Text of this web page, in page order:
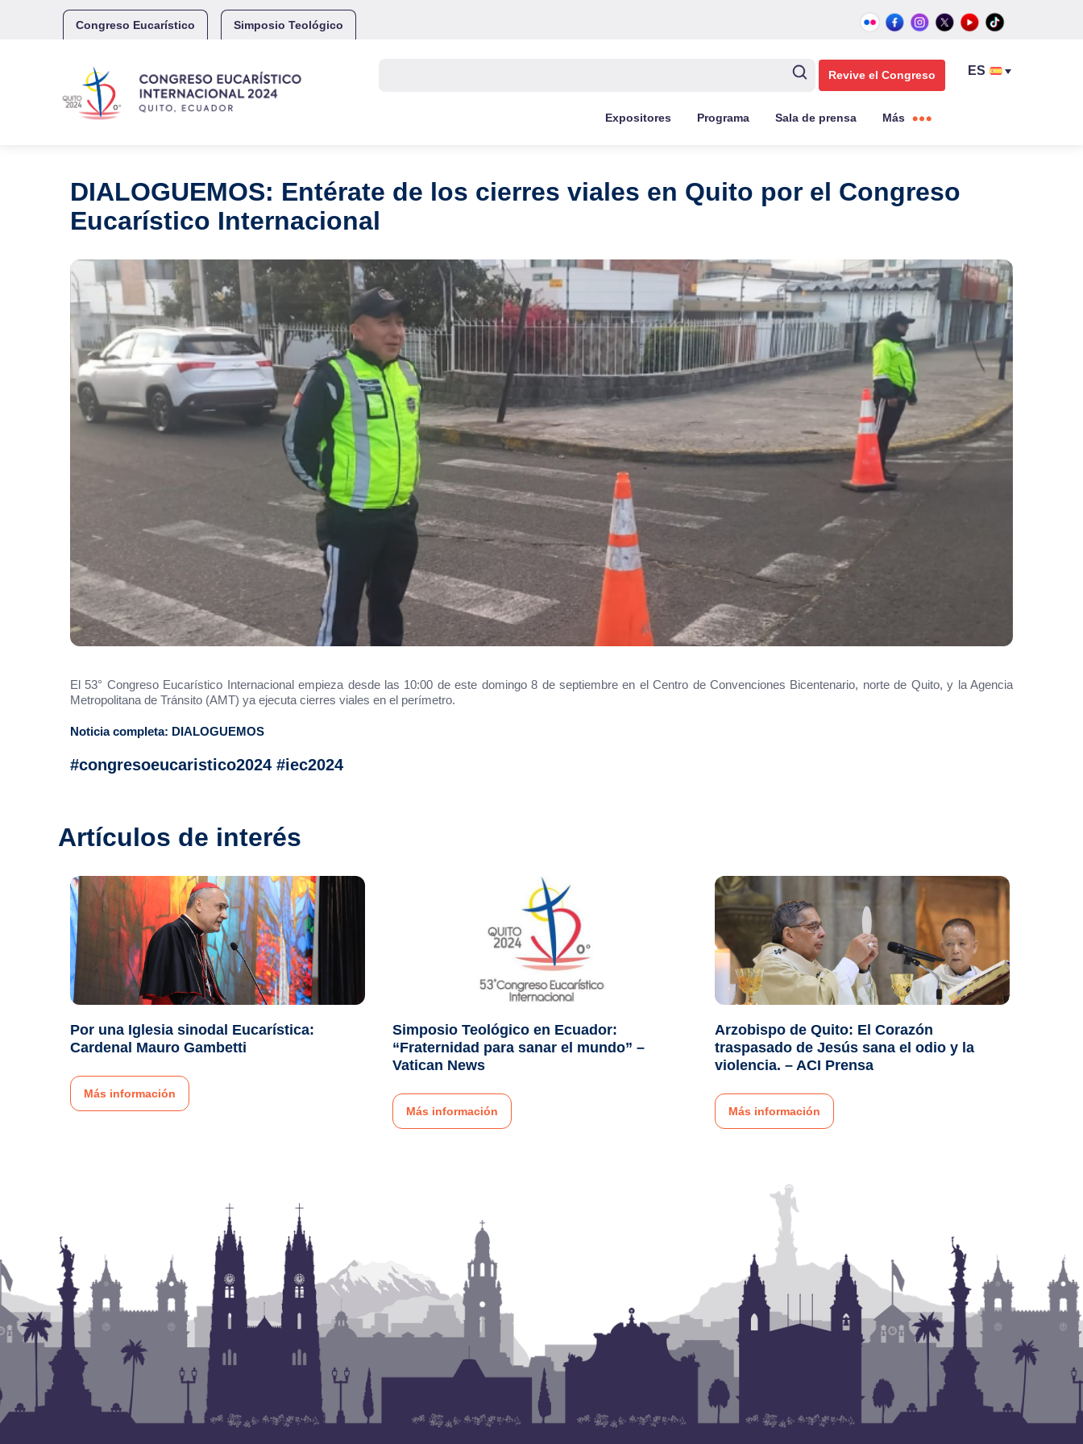
Congreso Eucarístico Simposio Teológico
Revive el Congreso
Expositores Programa Sala de prensa Más
DIALOGUEMOS: Entérate de los cierres viales en Quito por el Congreso
Eucarístico Internacional
El 53° Congreso Eucarístico Internacional empieza desde las 10:00 de este domingo 8 de septiembre en el Centro de Convenciones Bicentenario, norte de Quito, y la Agencia
Metropolitana de Tránsito (AMT) ya ejecuta cierres viales en el perímetro.
Noticia completa: DIALOGUEMOS
#congresoeucaristico2024 #iec2024
Artículos de interés
Por una Iglesia sinodal Eucarística:
Cardenal Mauro Gambetti
Más información
Simposio Teológico en Ecuador:
“Fraternidad para sanar el mundo” –
Vatican News
Más información
Arzobispo de Quito: El Corazón
traspasado de Jesús sana el odio y la
violencia. – ACI Prensa
Más información